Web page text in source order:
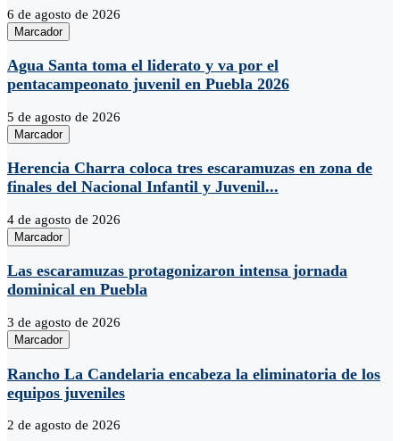
6 de agosto de 2026
Marcador
Agua Santa toma el liderato y va por el
pentacampeonato juvenil en Puebla 2026
5 de agosto de 2026
Marcador
Herencia Charra coloca tres escaramuzas en zona de
finales del Nacional Infantil y Juvenil...
4 de agosto de 2026
Marcador
Las escaramuzas protagonizaron intensa jornada
dominical en Puebla
3 de agosto de 2026
Marcador
Rancho La Candelaria encabeza la eliminatoria de los
equipos juveniles
2 de agosto de 2026